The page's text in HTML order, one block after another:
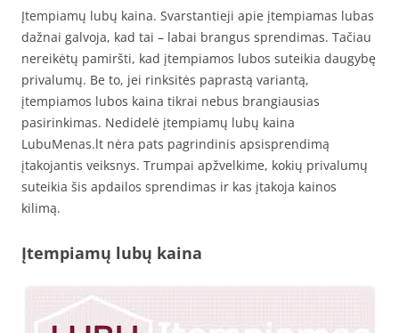
Įtempiamų lubų kaina. Svarstantieji apie įtempiamas lubas
dažnai galvoja, kad tai – labai brangus sprendimas. Tačiau
nereikėtų pamiršti, kad įtempiamos lubos suteikia daugybę
privalumų. Be to, jei rinksitės paprastą variantą,
įtempiamos lubos kaina tikrai nebus brangiausias
pasirinkimas. Nedidelė įtempiamų lubų kaina
LubuMenas.lt nėra pats pagrindinis apsisprendimą
įtakojantis veiksnys. Trumpai apžvelkime, kokių privalumų
suteikia šis apdailos sprendimas ir kas įtakoja kainos
kilimą.
Įtempiamų lubų kaina